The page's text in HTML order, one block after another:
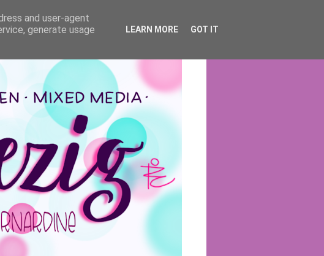
and user-agent
generate usage
LEARN MORE GOT IT